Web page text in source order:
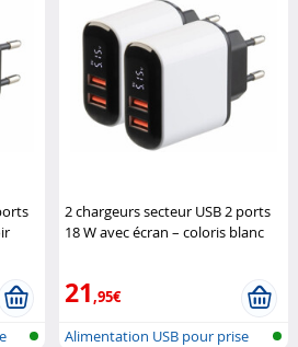
2 chargeurs secteur USB 2 ports
18 W avec écran – coloris blanc
21,95€
Alimentation USB pour prise